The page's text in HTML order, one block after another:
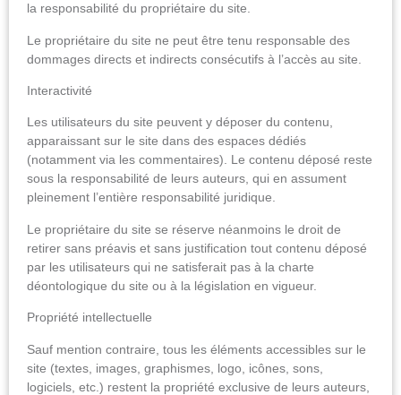
la responsabilité du propriétaire du site.
Le propriétaire du site ne peut être tenu responsable des
dommages directs et indirects consécutifs à l’accès au site.
Interactivité
Les utilisateurs du site peuvent y déposer du contenu,
apparaissant sur le site dans des espaces dédiés
(notamment via les commentaires). Le contenu déposé reste
sous la responsabilité de leurs auteurs, qui en assument
pleinement l’entière responsabilité juridique.
Le propriétaire du site se réserve néanmoins le droit de
retirer sans préavis et sans justification tout contenu déposé
par les utilisateurs qui ne satisferait pas à la charte
déontologique du site ou à la législation en vigueur.
Propriété intellectuelle
Sauf mention contraire, tous les éléments accessibles sur le
site (textes, images, graphismes, logo, icônes, sons,
logiciels, etc.) restent la propriété exclusive de leurs auteurs,